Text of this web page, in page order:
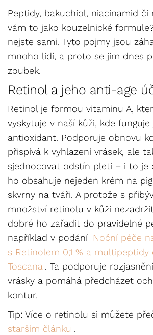
Peptidy, bakuchiol, niacinamid
vám to jako kouzelnické
nejste sami. Tyto pojmy jsou
mnoho lidí, a proto se jim dnes
zoubek.
Retinol a jeho anti-age
Retinol je formou vitaminu A,
vyskytuje v naší kůži, kde funguje
antioxidant. Podporuje obnovu
přispívá k vyhlazení vrásek, ale
sjednocovat odstín pleti – i to je
ho obsahuje nejeden krém na
skvrny na tváři. A protože s
množství retinolu v kůži
dobré ho zařadit do pravidelné
například v podání Noční péče
s Retinolem 0,1 % a multipeptidy
Toscana . Ta podporuje
vrásky a pomáhá předcházet
kontur.
Tip: Více o retinolu si můžete
starším článku .